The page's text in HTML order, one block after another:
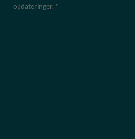
opdateringer. *